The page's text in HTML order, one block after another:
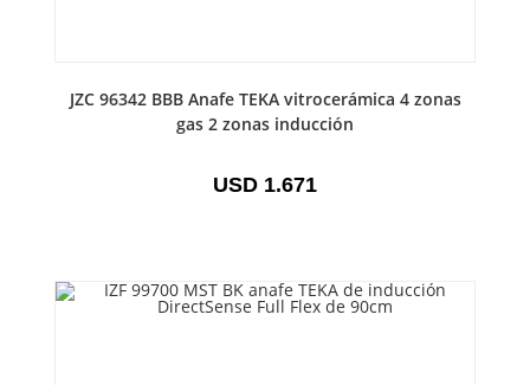
JZC 96342 BBB Anafe TEKA vitrocerámica 4 zonas
gas 2 zonas inducción
USD 1.671